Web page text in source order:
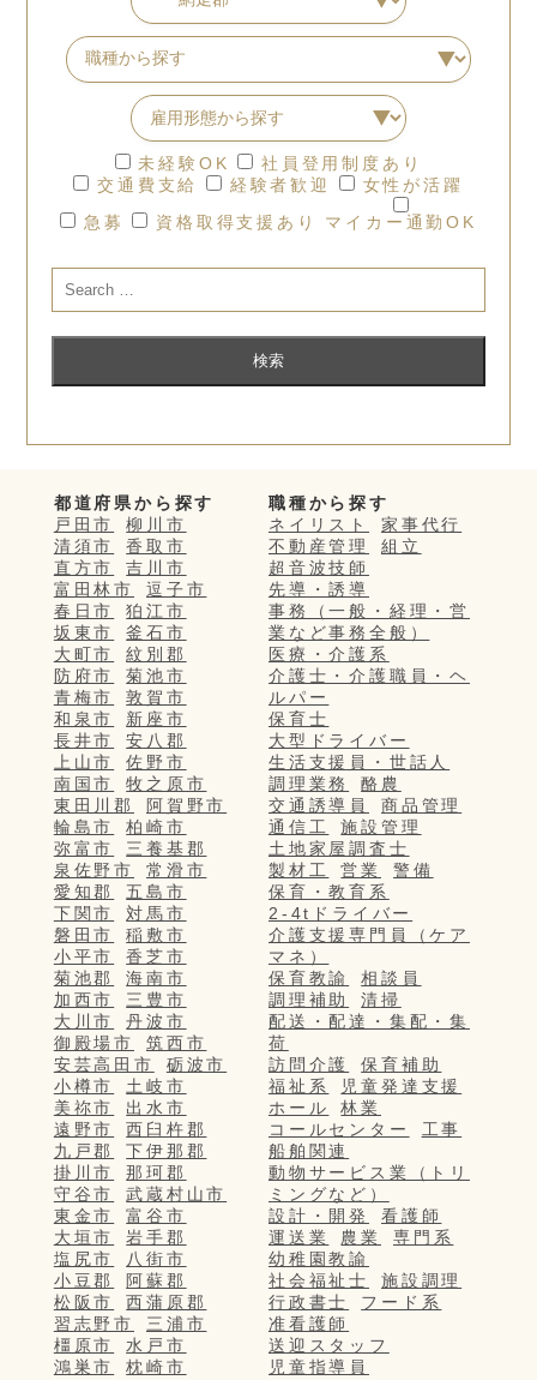
未経験OK
社員登用制度あり
交通費支給
経験者歓迎
女性が活躍
急募
資格取得支援あり マイカー通勤OK
都道府県から探す
戸田市
柳川市
清須市
香取市
直方市
吉川市
富田林市
逗子市
春日市
狛江市
坂東市
釜石市
大町市
紋別郡
防府市
菊池市
青梅市
敦賀市
和泉市
新座市
長井市
安八郡
上山市
佐野市
南国市
牧之原市
東田川郡
阿賀野市
輪島市
柏崎市
弥富市
三養基郡
泉佐野市
常滑市
愛知郡
五島市
下関市
対馬市
磐田市
稲敷市
小平市
香芝市
菊池郡
海南市
加西市
三豊市
大川市
丹波市
御殿場市
筑西市
安芸高田市
砺波市
小樽市
土岐市
美祢市
出水市
遠野市
西臼杵郡
九戸郡
下伊那郡
掛川市
那珂郡
守谷市
武蔵村山市
東金市
富谷市
大垣市
岩手郡
塩尻市
八街市
小豆郡
阿蘇郡
松阪市
西蒲原郡
習志野市
三浦市
橿原市
水戸市
鴻巣市
枕崎市
職種から探す
ネイリスト
家事代行
不動産管理
組立
超音波技師
先導・誘導
事務（一般・経理・営
業など事務全般）
医療・介護系
介護士・介護職員・ヘ
ルパー
保育士
大型ドライバー
生活支援員・世話人
調理業務
酪農
交通誘導員
商品管理
通信工
施設管理
土地家屋調査士
製材工
営業
警備
保育・教育系
2-4tドライバー
介護支援専門員（ケア
マネ）
保育教諭
相談員
調理補助
清掃
配送・配達・集配・集
荷
訪問介護
保育補助
福祉系
児童発達支援
ホール
林業
コールセンター
工事
船舶関連
動物サービス業（トリ
ミングなど）
設計・開発
看護師
運送業
農業
専門系
幼稚園教諭
社会福祉士
施設調理
行政書士
フード系
准看護師
送迎スタッフ
児童指導員